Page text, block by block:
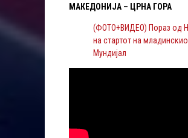
МАКЕДОНИЈА – ЦРНА ГОРА
(ФОТО+ВИДЕО) Пораз од
на стартот на
Мундијал